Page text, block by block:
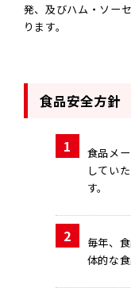
発、及びハム・ソー
ります。
食品安全方針
1
食品メ
してい
す。
2
毎年、
体的な